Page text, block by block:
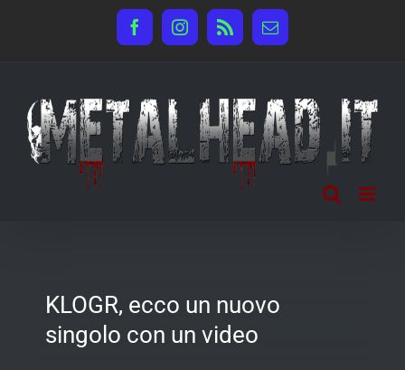
FacebookInstagram
Rss Email
KLOGR, ecco un nuovo
singolo con un video